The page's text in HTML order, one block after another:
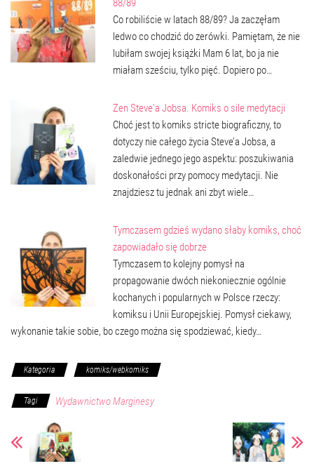
88/89
Co robiliście w latach 88/89? Ja zaczęłam
ledwo co chodzić do zerówki. Pamiętam, że nie
lubiłam swojej książki Mam 6 lat, bo ja nie
miałam sześciu, tylko pięć. Dopiero po…
Zen Steve'a Jobsa. Komiks o sile medytacji
Choć jest to komiks stricte biograficzny, to
dotyczy nie całego życia Steve’a Jobsa, a
zaledwie jednego jego aspektu: poszukiwania
doskonałości przy pomocy medytacji. Nie
znajdziesz tu jednak ani zbyt wiele…
Tymczasem gdzieś wydano słaby komiks, choć
zapowiadało się dobrze
Tymczasem to kolejny pomysł na
propagowanie dwóch niekoniecznie ogólnie
kochanych i popularnych w Polsce rzeczy:
komiksu i Unii Europejskiej. Pomysł ciekawy,
wykonanie takie sobie, bo czego można się spodziewać, kiedy…
Kategoria komiks/webkomiks
Tagi Wydawnictwo Marginesy